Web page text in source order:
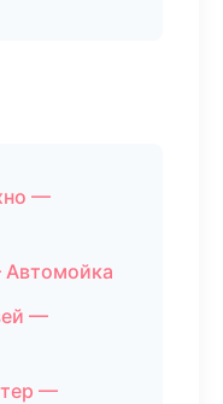
—
—
—